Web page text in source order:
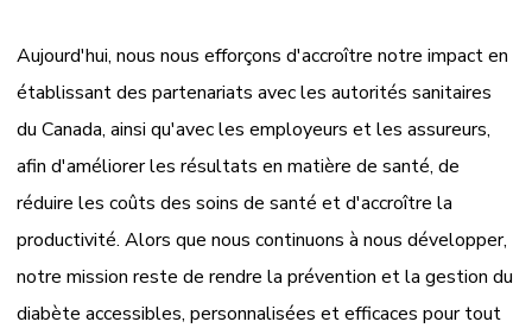
Aujourd'hui, nous nous efforçons d'accroître notre impact en
établissant des partenariats avec les autorités sanitaires
du Canada, ainsi qu'avec les employeurs et les assureurs,
afin d'améliorer les résultats en matière de santé, de
réduire les coûts des soins de santé et d'accroître la
productivité. Alors que nous continuons à nous développer,
notre mission reste de rendre la prévention et la gestion du
diabète accessibles, personnalisées et efficaces pour tout